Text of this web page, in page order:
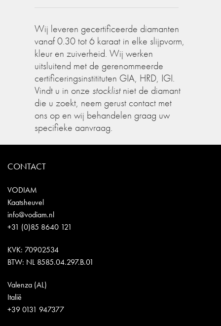
Wij leveren gecertificeerde diamanten
vanaf 0.30 tot 6 karaat in elke slijpvorm,
kleur en zuiverheid. Wij werken
uitsluitend met de gerenommeerde
certificeringsinstitituten GIA, HRD, IGI.
Vindt u in onze stocklistniet de diamant
die u zoekt, neem gerust contact met
ons op en wij behandelen graag uw
specifieke aanvraag.
CONTACT
VODIAM
Kaatsheuvel
info@vodiam.nl
+31 (0)85 8640 121
KVK: 70902534
BTW: NL 8585.04.297.B.01
Valenza (AL)
Italië
+39 0131 947377